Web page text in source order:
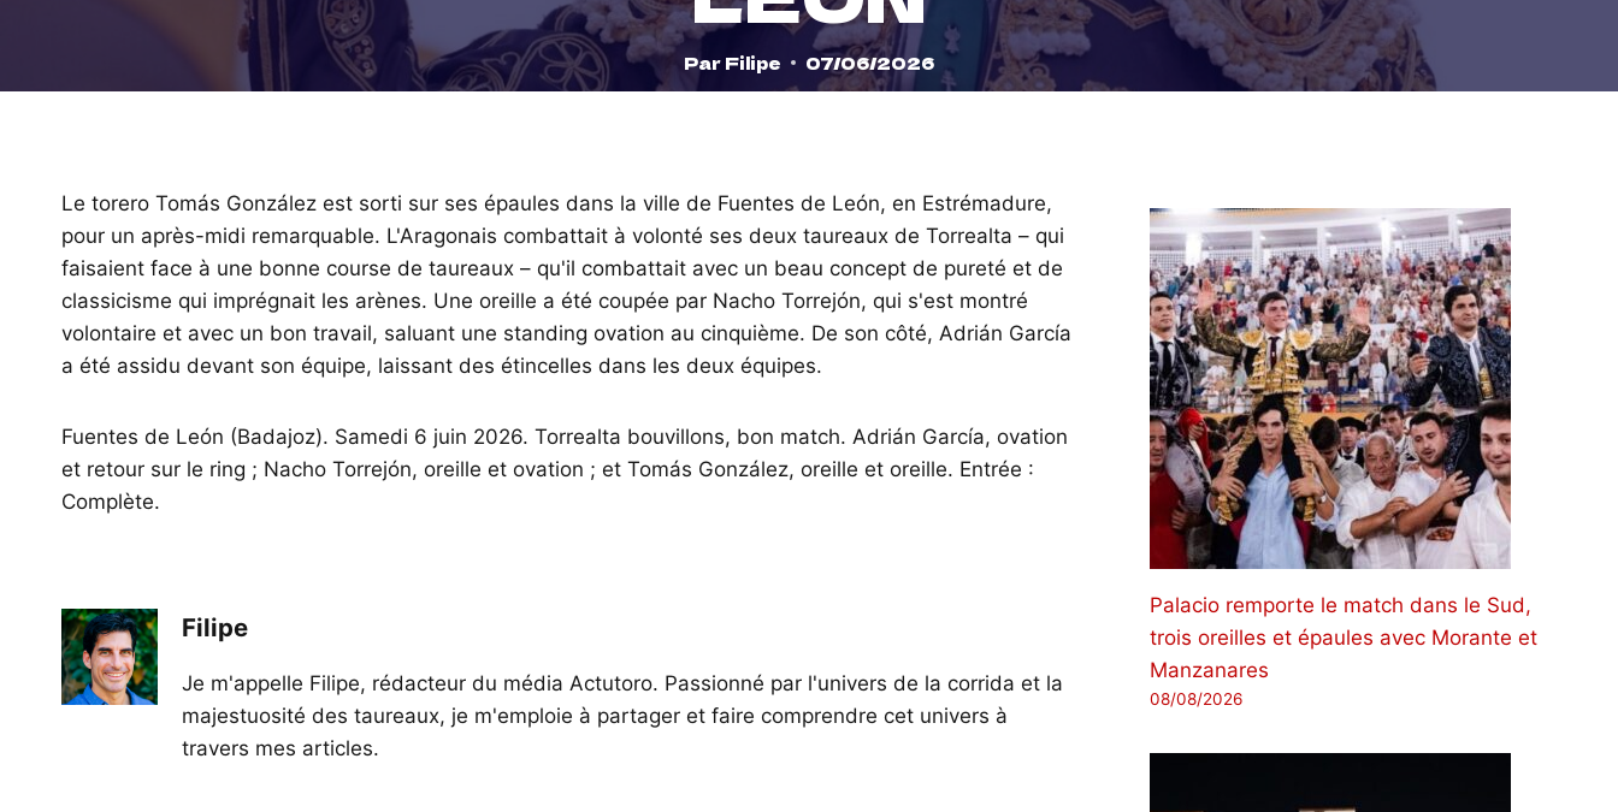
Par Filipe 07/06/2026
Le torero Tomás González est sorti sur ses épaules dans la ville de Fuentes de León, en Estrémadure,
pour un après-midi remarquable. L'Aragonais combattait à volonté ses deux taureaux de Torrealta – qui
faisaient face à une bonne course de taureaux – qu'il combattait avec un beau concept de pureté et de
classicisme qui imprégnait les arènes. Une oreille a été coupée par Nacho Torrejón, qui s'est montré
volontaire et avec un bon travail, saluant une standing ovation au cinquième. De son côté, Adrián García
a été assidu devant son équipe, laissant des étincelles dans les deux équipes.
Fuentes de León (Badajoz). Samedi 6 juin 2026. Torrealta bouvillons, bon match. Adrián García, ovation
et retour sur le ring ; Nacho Torrejón, oreille et ovation ; et Tomás González, oreille et oreille. Entrée :
Complète.
Filipe
Je m'appelle Filipe, rédacteur du média Actutoro. Passionné par l'univers de la corrida et la
majestuosité des taureaux, je m'emploie à partager et faire comprendre cet univers à
travers mes articles.
Palacio remporte le match dans le Sud,
trois oreilles et épaules avec Morante et
Manzanares
08/08/2026